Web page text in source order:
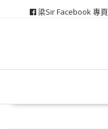
梁Sir Facebook 專頁